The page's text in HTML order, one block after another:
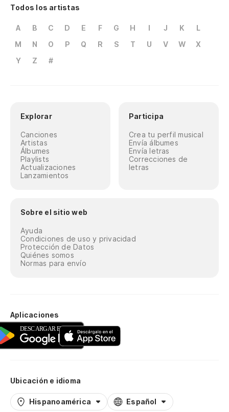
Todos los artistas
A B C D E F G H I J K
L
M
N O P Q R S T U V W
X
Y
Z #
Explorar
Canciones
Artistas
Álbumes
Playlists
Actualizaciones
Lanzamientos
Participa
Crea tu perfil musical
Envía álbumes
Envía letras
Correcciones de
letras
Sobre el sitio web
Ayuda
Condiciones de uso y privacidad
Protección de Datos
Quiénes somos
Normas para envío
Aplicaciones
Ubicación e idioma
Hispanoamérica Español